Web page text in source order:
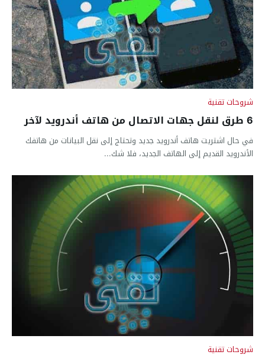
شروحات تقنية
6 طرق لنقل جهات الاتصال من هاتف أندرويد لآخر
في حال اشتريت هاتف أندرويد جديد وتحتاج إلى نقل البيانات من هاتفك
الأندرويد القديم إلى الهاتف الجديد، فلا شك...
شروحات تقنية